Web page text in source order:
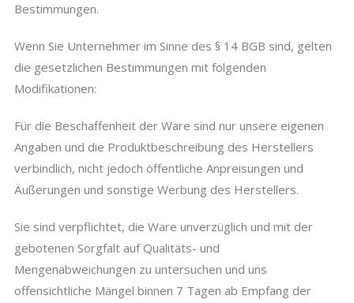
Bestimmungen.
Wenn Sie Unternehmer im Sinne des § 14 BGB sind, gelten
die gesetzlichen Bestimmungen mit folgenden
Modifikationen:
Für die Beschaffenheit der Ware sind nur unsere eigenen
Angaben und die Produktbeschreibung des Herstellers
verbindlich, nicht jedoch öffentliche Anpreisungen und
Äußerungen und sonstige Werbung des Herstellers.
Sie sind verpflichtet, die Ware unverzüglich und mit der
gebotenen Sorgfalt auf Qualitäts- und
Mengenabweichungen zu untersuchen und uns
offensichtliche Mängel binnen 7 Tagen ab Empfang der